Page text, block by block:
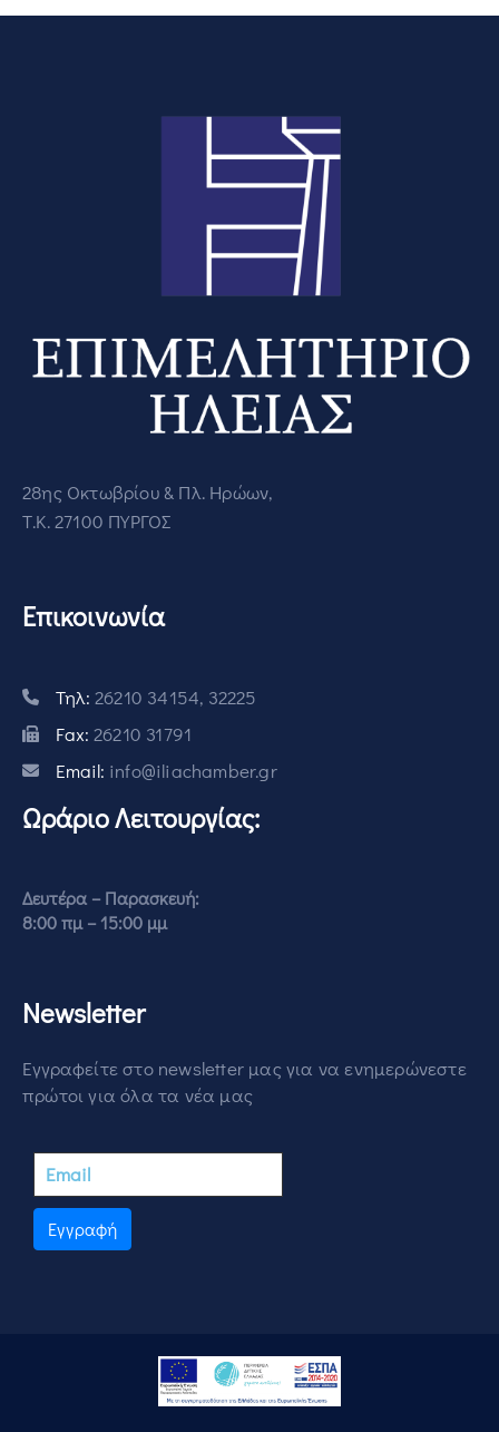
28ης Οκτωβρίου & Πλ. Ηρώων,
Τ.Κ. 27100 ΠΥΡΓΟΣ
Επικοινωνία
Τηλ: 26210 34154, 32225
Fax: 26210 31791
Email: info@iliachamber.gr
Ωράριο Λειτουργίας:
Δευτέρα – Παρασκευή:
8:00 πμ – 15:00 μμ
Newsletter
Εγγραφείτε στο newsletter μας για να ενημερώνεστε
πρώτοι για όλα τα νέα μας
Εγγραφή